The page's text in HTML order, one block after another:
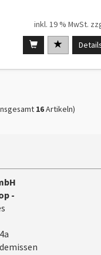
inkl. 19 % MwSt.
16Artikeln)
-